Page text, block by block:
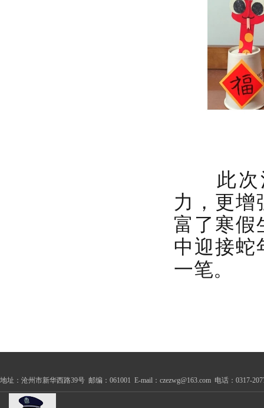
此次活
力，更
富了寒假
中迎接蛇
一笔。
地址：沧州市新华西路39号 邮编：061001 E-mail：czezwg@163.com 电话：0317-